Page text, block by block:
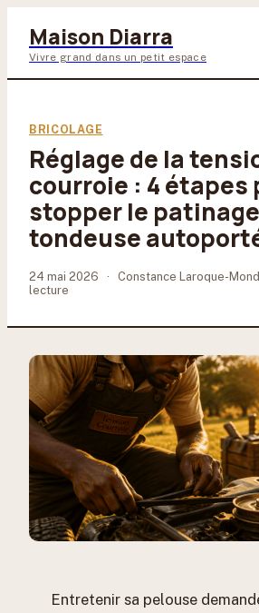
Maison Diarra
Vivre grand dans un petit espace
Maison & Déco
Jardinage
Lifestyle
BRICOLAGE
Réglage de la
courroie : 4 étapes
stopper le
tondeuse
24 mai 2026 · Constance Laroque-
lecture
Entretenir sa pelouse